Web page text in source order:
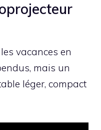
vacances en
mais un
léger, compact